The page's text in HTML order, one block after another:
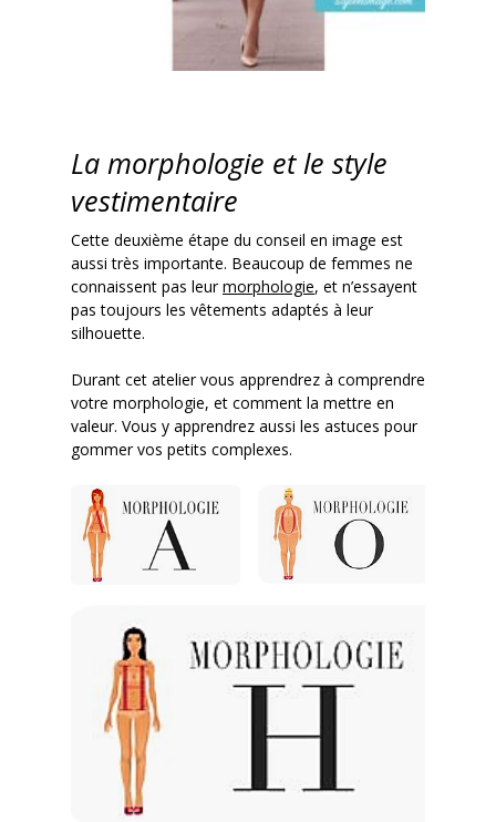
La morphologie et le style
vestimentaire
Cette deuxième étape du conseil en image est
aussi très importante. Beaucoup de femmes ne
connaissent pas leurmorphologie, et n’essayent
pas toujours les vêtements adaptés à leur
silhouette.
Durant cet atelier vous apprendrez à comprendre
votre morphologie, et comment la mettre en
valeur. Vous y apprendrez aussi les astuces pour
gommer vos petits complexes.